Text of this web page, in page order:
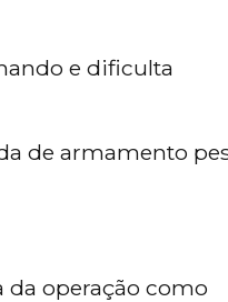
e dificulta
de armamento
da operação como